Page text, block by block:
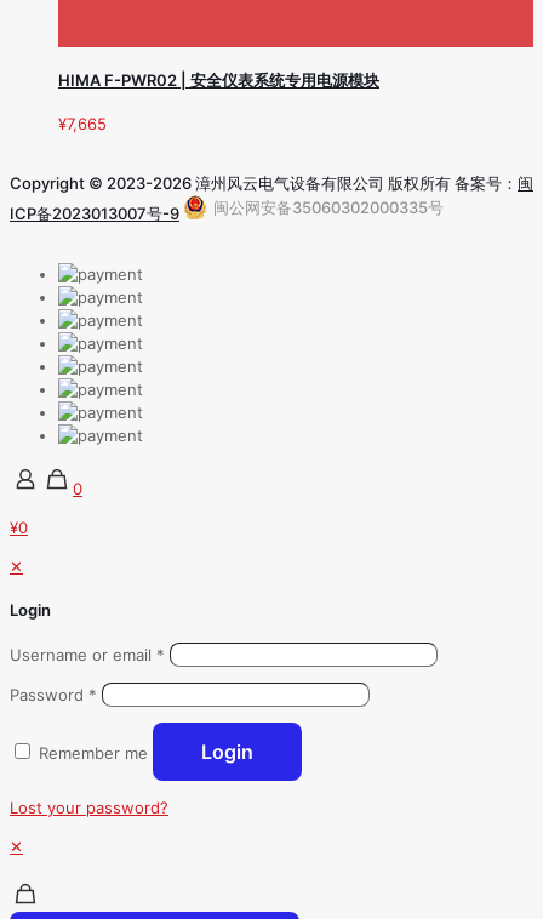
HIMA F-PWR02 | 安全仪表系统专用电源模块
¥7,665
Copyright © 2023-2026 漳州风云电气设备有限公司 版权所有 备案号： 闽
ICP备2023013007号-9
闽公网安备35060302000335号
0
¥0
✕
Login
Username or email *
Password *
Remember me Login
Lost your password?
✕